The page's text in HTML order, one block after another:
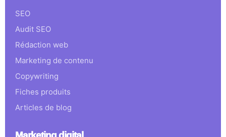
SEO
Audit SEO
Rédaction web
Marketing de contenu
Copywriting
Fiches produits
Articles de blog